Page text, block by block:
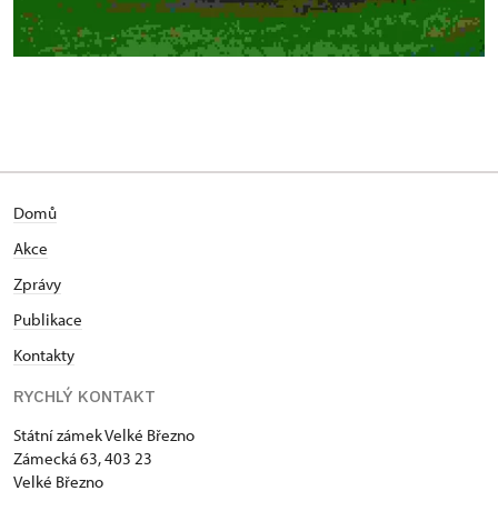
Domů
Akce
Zprávy
Publikace
Kontakty
RYCHLÝ KONTAKT
Státní zámek Velké Březno
Zámecká 63, 403 23
Velké Březno